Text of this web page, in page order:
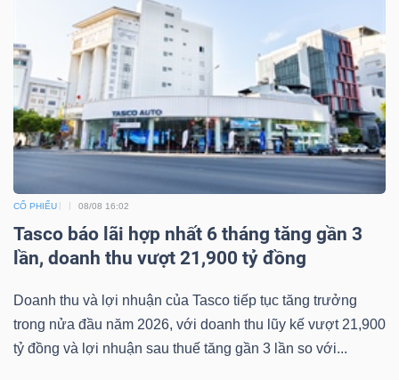
CỔ PHIẾU 08/08 16:02
Tasco báo lãi hợp nhất 6 tháng tăng gần 3
lần, doanh thu vượt 21,900 tỷ đồng
Doanh thu và lợi nhuận của Tasco tiếp tục tăng trưởng
trong nửa đầu năm 2026, với doanh thu lũy kế vượt 21,900
tỷ đồng và lợi nhuận sau thuế tăng gần 3 lần so với...
Dữ
liệu
tài
chính